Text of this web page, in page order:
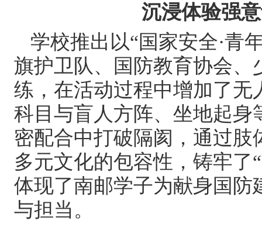
沉浸体验强
学校推出以“国家安全·青
旗护卫队、国防教育协会、
练，在活动过程中增加了无
科目与盲人方阵、坐地起
密配合中打破隔阂，通过
多元文化的包容性，铸牢了
体现了南邮学子为献身国
与担当。